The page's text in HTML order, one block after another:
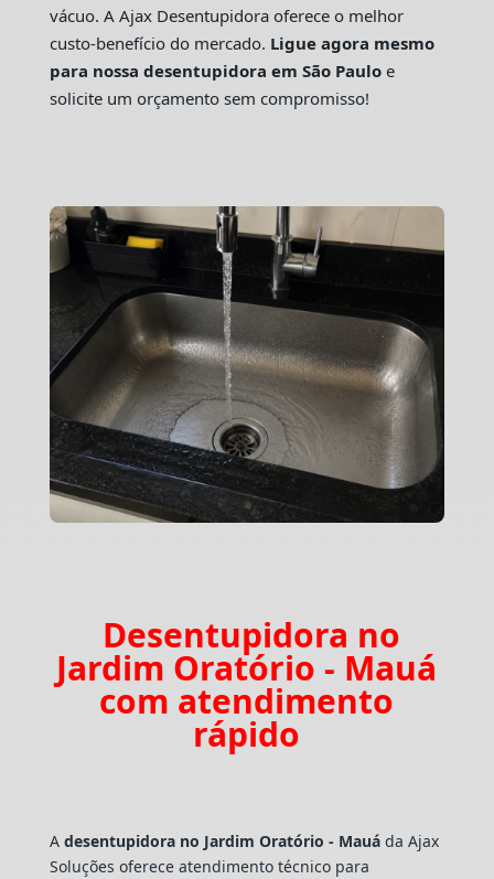
vácuo. A Ajax Desentupidora oferece o melhor
custo-benefício do mercado. Ligue agora mesmo
para nossa desentupidora em São Pauloe
solicite um orçamento sem compromisso!
Desentupidora no
Jardim Oratório - Mauá
com atendimento
rápido
A desentupidora no Jardim Oratório - Mauáda Ajax
Soluções oferece atendimento técnico para